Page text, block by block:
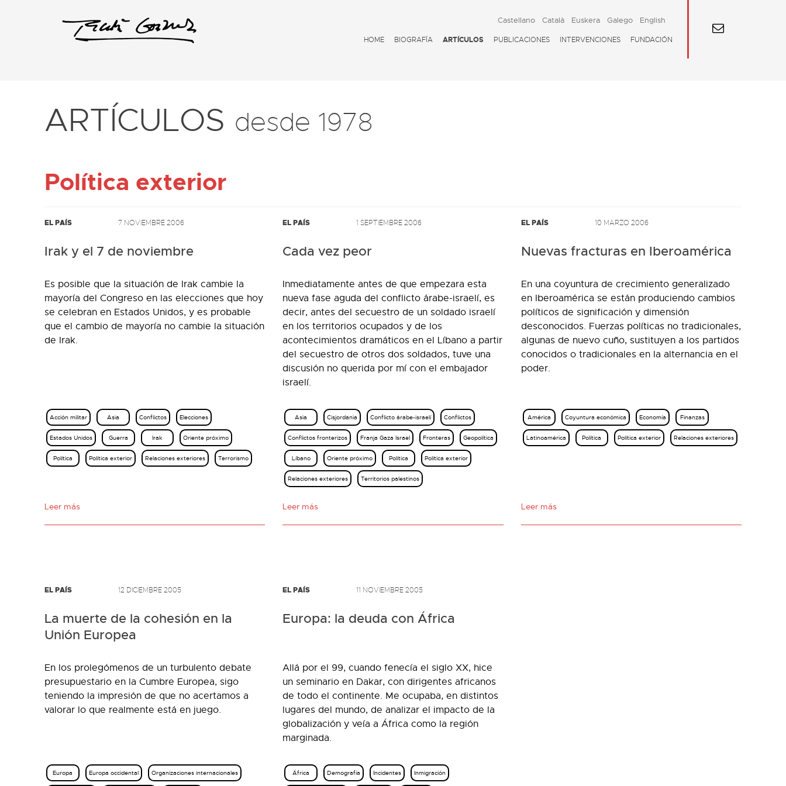
HOME BIOGRAFÍA ARTÍCULOS PUBLICACIONES INTERVENCIONES FUNDACIÓN
Castellano Català Euskera Galego English
ARTÍCULOS desde 1978
Política exterior
EL PAÍS 7 NOVIEMBRE 2006
Irak y el 7 de noviembre
Es posible que la situación de Irak cambie la
mayoría del Congreso en las elecciones que hoy
se celebran en Estados Unidos, y es probable
que el cambio de mayoría no cambie la situación
de Irak.
Acción militar Asia Conflictos Elecciones
Estados Unidos Guerra Irak Oriente próximo
Política Política exterior Relaciones exteriores Terrorismo
Leer más
EL PAÍS 1 SEPTIEMBRE 2006
Cada vez peor
Inmediatamente antes de que empezara esta
nueva fase aguda del conflicto árabe-israelí, es
decir, antes del secuestro de un soldado israelí
en los territorios ocupados y de los
acontecimientos dramáticos en el Líbano a partir
del secuestro de otros dos soldados, tuve una
discusión no querida por mí con el embajador
israelí.
Asia Cisjordania Conflicto árabe-israelí Conflictos
Conflictos fronterizos Franja Gaza Israel Fronteras Geopolítica
Líbano Oriente próximo Política Política exterior
Relaciones exteriores Territorios palestinos
Leer más
EL PAÍS 10 MARZO 2006
Nuevas fracturas en Iberoamérica
En una coyuntura de crecimiento generalizado
en Iberoamérica se están produciendo cambios
políticos de significación y dimensión
desconocidos. Fuerzas políticas no tradicionales,
algunas de nuevo cuño, sustituyen a los partidos
conocidos o tradicionales en la alternancia en el
poder.
América Coyuntura económica Economía Finanzas
Latinoamérica Política Política exterior Relaciones exteriores
Leer más
EL PAÍS 12 DICIEMBRE 2005
La muerte de la cohesión en la
Unión Europea
En los prolegómenos de un turbulento debate
presupuestario en la Cumbre Europea, sigo
teniendo la impresión de que no acertamos a
valorar lo que realmente está en juego.
Europa Europa occidental Organizaciones internacionales
EL PAÍS 11 NOVIEMBRE 2005
Europa: la deuda con África
Allá por el 99, cuando fenecía el siglo XX, hice
un seminario en Dakar, con dirigentes africanos
de todo el continente. Me ocupaba, en distintos
lugares del mundo, de analizar el impacto de la
globalización y veía a África como la región
marginada.
África Demografía Incidentes Inmigración